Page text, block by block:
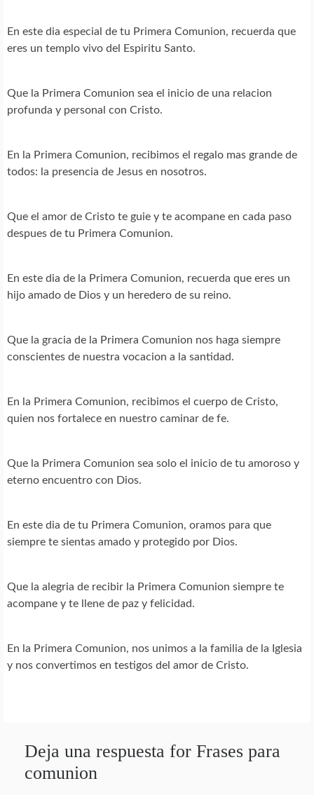
En este dia especial de tu Primera Comunion, recuerda que
eres un templo vivo del Espiritu Santo.
Que la Primera Comunion sea el inicio de una relacion
profunda y personal con Cristo.
En la Primera Comunion, recibimos el regalo mas grande de
todos: la presencia de Jesus en nosotros.
Que el amor de Cristo te guie y te acompane en cada paso
despues de tu Primera Comunion.
En este dia de la Primera Comunion, recuerda que eres un
hijo amado de Dios y un heredero de su reino.
Que la gracia de la Primera Comunion nos haga siempre
conscientes de nuestra vocacion a la santidad.
En la Primera Comunion, recibimos el cuerpo de Cristo,
quien nos fortalece en nuestro caminar de fe.
Que la Primera Comunion sea solo el inicio de tu amoroso y
eterno encuentro con Dios.
En este dia de tu Primera Comunion, oramos para que
siempre te sientas amado y protegido por Dios.
Que la alegria de recibir la Primera Comunion siempre te
acompane y te llene de paz y felicidad.
En la Primera Comunion, nos unimos a la familia de la Iglesia
y nos convertimos en testigos del amor de Cristo.
Deja una respuesta for Frases para
comunion